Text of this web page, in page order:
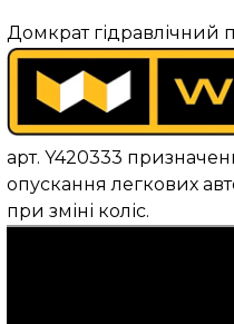
Домкрат гідравлічний
арт. Y420333
опускання легкових
при зміні коліс.